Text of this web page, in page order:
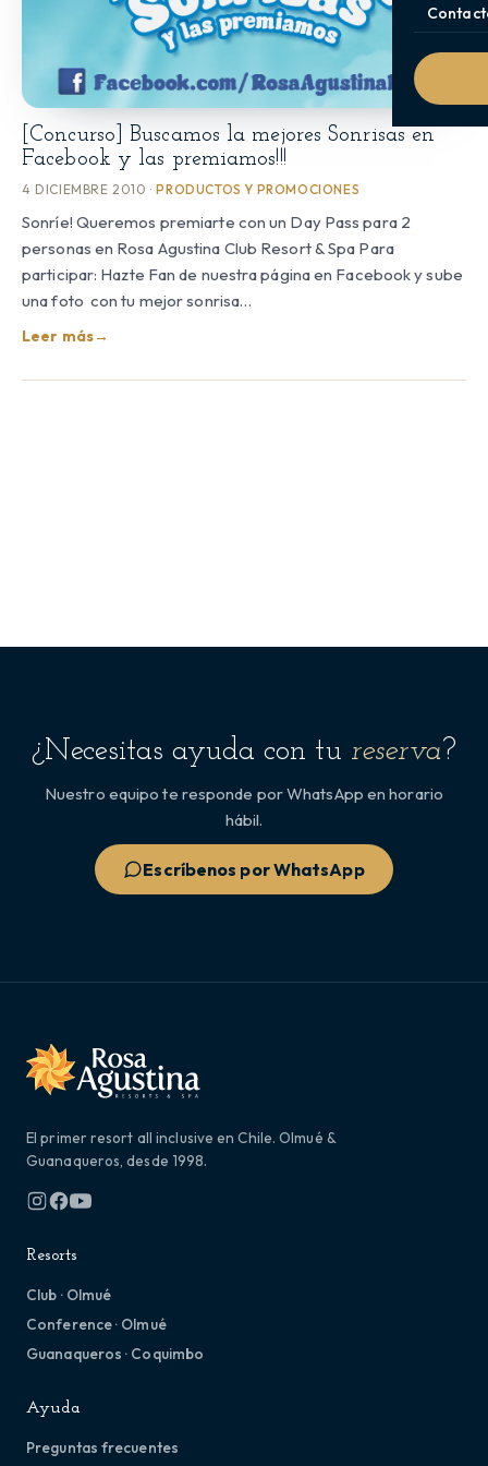
[Concurso] Buscamos la mejores Sonrisas en
Facebook y las premiamos!!!
4 DICIEMBRE 2010 ·PRODUCTOS Y PROMOCIONES
Sonríe! Queremos premiarte con un Day Pass para 2
personas en Rosa Agustina Club Resort & Spa Para
participar: Hazte Fan de nuestra página en Facebook y sube
una foto con tu mejor sonrisa…
Leer más→
¿Necesitas ayuda con tu reserva?
Nuestro equipo te responde por WhatsApp en horario
hábil.
Escríbenos por WhatsApp
El primer resort all inclusive en Chile. Olmué &
Guanaqueros, desde 1998.
Resorts
Club · Olmué
Conference · Olmué
Guanaqueros · Coquimbo
Ayuda
Preguntas frecuentes